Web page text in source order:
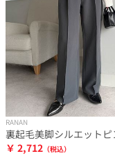
RANAN
￥ 2,712